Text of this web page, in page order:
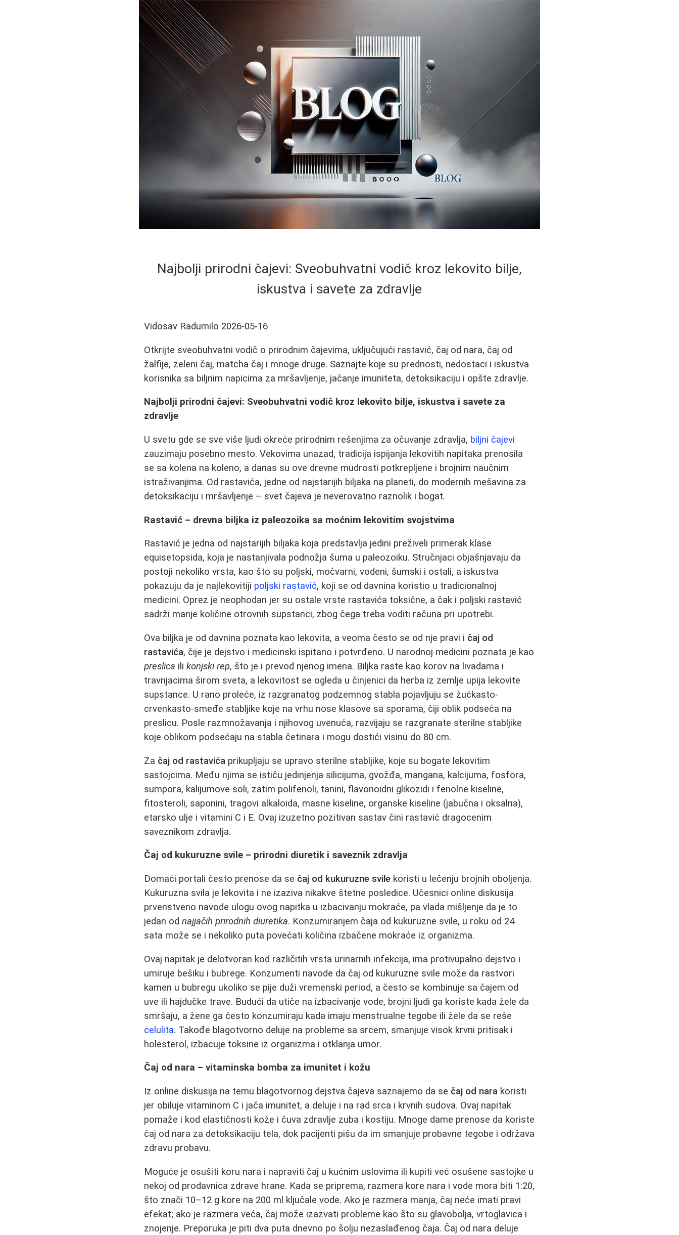
Najbolji prirodni čajevi: Sveobuhvatni vodič kroz lekovito bilje,
iskustva i savete za zdravlje
Vidosav Radumilo 2026-05-16
Otkrijte sveobuhvatni vodič o prirodnim čajevima, uključujući rastavić, čaj od nara, čaj od
žalfije, zeleni čaj, matcha čaj i mnoge druge. Saznajte koje su prednosti, nedostaci i iskustva
korisnika sa biljnim napicima za mršavljenje, jačanje imuniteta, detoksikaciju i opšte zdravlje.
Najbolji prirodni čajevi: Sveobuhvatni vodič kroz lekovito bilje, iskustva i savete za
zdravlje
U svetu gde se sve više ljudi okreće prirodnim rešenjima za očuvanje zdravlja, biljni čajevi
zauzimaju posebno mesto. Vekovima unazad, tradicija ispijanja lekovitih napitaka prenosila
se sa kolena na koleno, a danas su ove drevne mudrosti potkrepljene i brojnim naučnim
istraživanjima. Od rastavića, jedne od najstarijih biljaka na planeti, do modernih mešavina za
detoksikaciju i mršavljenje – svet čajeva je neverovatno raznolik i bogat.
Rastavić – drevna biljka iz paleozoika sa moćnim lekovitim svojstvima
Rastavić je jedna od najstarijih biljaka koja predstavlja jedini preživeli primerak klase
equisetopsida, koja je nastanjivala podnožja šuma u paleozoiku. Stručnjaci objašnjavaju da
postoji nekoliko vrsta, kao što su poljski, močvarni, vodeni, šumski i ostali, a iskustva
pokazuju da je najlekovitiji poljski rastavić, koji se od davnina koristio u tradicionalnoj
medicini. Oprez je neophodan jer su ostale vrste rastavića toksične, a čak i poljski rastavić
sadrži manje količine otrovnih supstanci, zbog čega treba voditi računa pri upotrebi.
Ova biljka je od davnina poznata kao lekovita, a veoma često se od nje pravi i čaj od
rastavića, čije je dejstvo i medicinski ispitano i potvrđeno. U narodnoj medicini poznata je kao
preslica ilikonjski rep, što je i prevod njenog imena. Biljka raste kao korov na livadama i
travnjacima širom sveta, a lekovitost se ogleda u činjenici da herba iz zemlje upija lekovite
supstance. U rano proleće, iz razgranatog podzemnog stabla pojavljuju se žućkasto-
crvenkasto-smeđe stabljike koje na vrhu nose klasove sa sporama, čiji oblik podseća na
preslicu. Posle razmnožavanja i njihovog uvenuća, razvijaju se razgranate sterilne stabljike
koje oblikom podsećaju na stabla četinara i mogu dostići visinu do 80 cm.
Za čaj od rastavića prikupljaju se upravo sterilne stabljike, koje su bogate lekovitim
sastojcima. Među njima se ističu jedinjenja silicijuma, gvožđa, mangana, kalcijuma, fosfora,
sumpora, kalijumove soli, zatim polifenoli, tanini, flavonoidni glikozidi i fenolne kiseline,
fitosteroli, saponini, tragovi alkaloida, masne kiseline, organske kiseline (jabučna i oksalna),
etarsko ulje i vitamini C i E. Ovaj izuzetno pozitivan sastav čini rastavić dragocenim
saveznikom zdravlja.
Čaj od kukuruzne svile – prirodni diuretik i saveznik zdravlja
Domaći portali često prenose da se čaj od kukuruzne svile koristi u lečenju brojnih oboljenja.
Kukuruzna svila je lekovita i ne izaziva nikakve štetne posledice. Učesnici online diskusija
prvenstveno navode ulogu ovog napitka u izbacivanju mokraće, pa vlada mišljenje da je to
jedan odnajjačih prirodnih diuretika. Konzumiranjem čaja od kukuruzne svile, u roku od 24
sata može se i nekoliko puta povećati količina izbačene mokraće iz organizma.
Ovaj napitak je delotvoran kod različitih vrsta urinarnih infekcija, ima protivupalno dejstvo i
umiruje bešiku i bubrege. Konzumenti navode da čaj od kukuruzne svile može da rastvori
kamen u bubregu ukoliko se pije duži vremenski period, a često se kombinuje sa čajem od
uve ili hajdučke trave. Budući da utiče na izbacivanje vode, brojni ljudi ga koriste kada žele da
smršaju, a žene ga često konzumiraju kada imaju menstrualne tegobe ili žele da se reše
celulita. Takođe blagotvorno deluje na probleme sa srcem, smanjuje visok krvni pritisak i
holesterol, izbacuje toksine iz organizma i otklanja umor.
Čaj od nara – vitaminska bomba za imunitet i kožu
Iz online diskusija na temu blagotvornog dejstva čajeva saznajemo da se čaj od nara koristi
jer obiluje vitaminom C i jača imunitet, a deluje i na rad srca i krvnih sudova. Ovaj napitak
pomaže i kod elastičnosti kože i čuva zdravlje zuba i kostiju. Mnoge dame prenose da koriste
čaj od nara za detoksikaciju tela, dok pacijenti pišu da im smanjuje probavne tegobe i održava
zdravu probavu.
Moguće je osušiti koru nara i napraviti čaj u kućnim uslovima ili kupiti već osušene sastojke u
nekoj od prodavnica zdrave hrane. Kada se priprema, razmera kore nara i vode mora biti 1:20,
što znači 10–12 g kore na 200 ml ključale vode. Ako je razmera manja, čaj neće imati pravi
efekat; ako je razmera veća, čaj može izazvati probleme kao što su glavobolja, vrtoglavica i
znojenje. Preporuka je piti dva puta dnevno po šolju nezaslađenog čaja. Čaj od nara deluje